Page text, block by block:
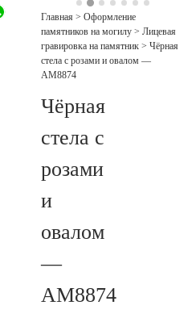
Главная > Оформление
памятников на могилу > Лицевая
гравировка на памятник > Чёрная
стела с розами и овалом —
AM8874
Чёрная
стела с
розами
и
овалом
—
AM8874